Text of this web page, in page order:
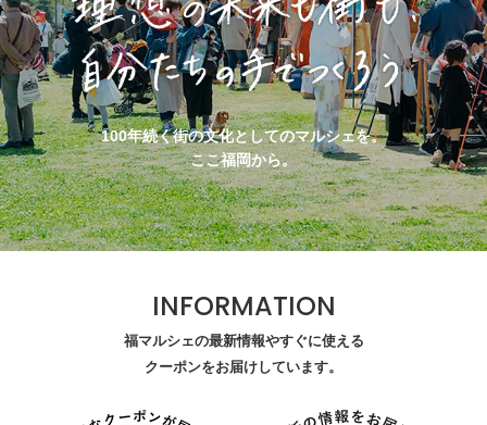
100年続く街の文化としてのマルシェを。
ここ福岡から。
INFORMATION
福マルシェの最新情報やすぐに使える
クーポンをお届けしています。